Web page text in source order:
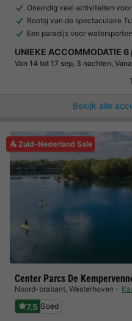
Oneindig veel activiteiten
Roetsj van de spectaculaire
Een paradijs voor
UNIEKE ACCOMMODATIE
Van 14 tot 17 sep, 3 nachten,
Bekijk alle
Zuid-Nederland Sale
Center Parcs De
Noord-brabant, Westerhoven
7.5 Goed